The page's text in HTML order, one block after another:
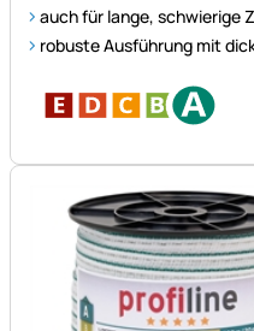
auch für lange, schwierige
robuste Ausführung mit